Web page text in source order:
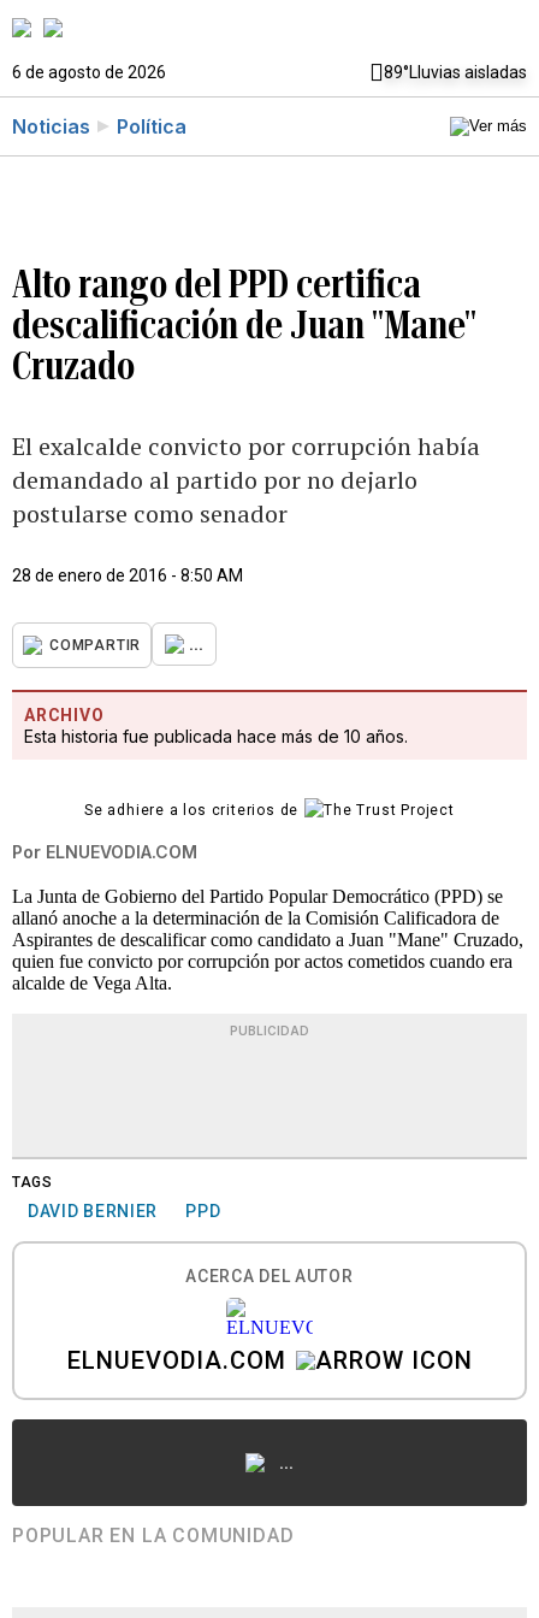
6 de agosto de 2026 89°Lluvias aisladas
Noticias Política
Alto rango del PPD certifica
descalificación de Juan "Mane"
Cruzado
El exalcalde convicto por corrupción había
demandado al partido por no dejarlo
postularse como senador
28 de enero de 2016 - 8:50 AM
COMPARTIR ...
ARCHIVO
Esta historia fue publicada hace más de 10 años.
Se adhiere a los criterios de
Por ELNUEVODIA.COM
La Junta de Gobierno del Partido Popular Democrático (PPD) se
allanó anoche a la determinación de la Comisión Calificadora de
Aspirantes de descalificar como candidato a Juan "Mane" Cruzado,
quien fue convicto por corrupción por actos cometidos cuando era
alcalde de Vega Alta.
PUBLICIDAD
TAGS
DAVID BERNIER PPD
ACERCA DEL AUTOR
ELNUEVODIA.COM
...
POPULAR EN LA COMUNIDAD